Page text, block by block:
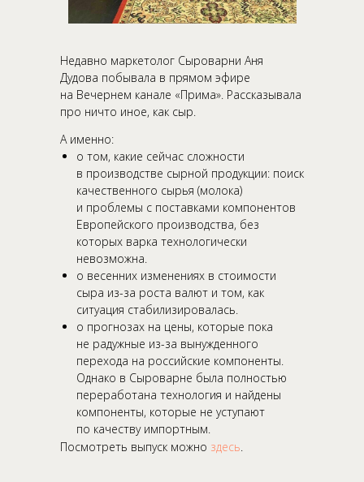
Недавно маркетолог Сыроварни Аня
Дудова побывала в прямом эфире
на Вечернем канале «‎Прима». Рассказывала
про ничто иное, как сыр.
Посмотреть выпуск можно здесь.
А именно:
о том, какие сейчас сложности
в производстве сырной продукции: поиск
качественного сырья (молока)
и проблемы с поставками компонентов
Европейского производства, без
которых варка технологически
невозможна.
о весенних изменениях в стоимости
сыра из-за роста валют и том, как
ситуация стабилизировалась.
о прогнозах на цены, которые пока
не радужные из-за вынужденного
перехода на российские компоненты.
Однако в Сыроварне была полностью
переработана технология и найдены
компоненты, которые не уступают
по качеству импортным.